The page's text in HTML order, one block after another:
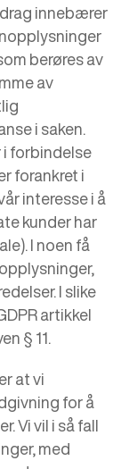
innebærer
berøres av
av
i saken.
forbindelse
forankret i
interesse i å
kunder har
I noen få
I slike
artikkel
§ 11.
at vi
for å
Vi vil i så fall
med